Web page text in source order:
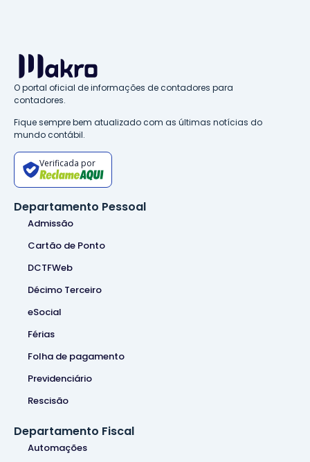
O portal oficial de informações de contadores para
contadores.
Fique sempre bem atualizado com as últimas notícias do
mundo contábil.
Verificada por
Departamento Pessoal
Admissão
Cartão de Ponto
DCTFWeb
Décimo Terceiro
eSocial
Férias
Folha de pagamento
Previdenciário
Rescisão
Departamento Fiscal
Automações